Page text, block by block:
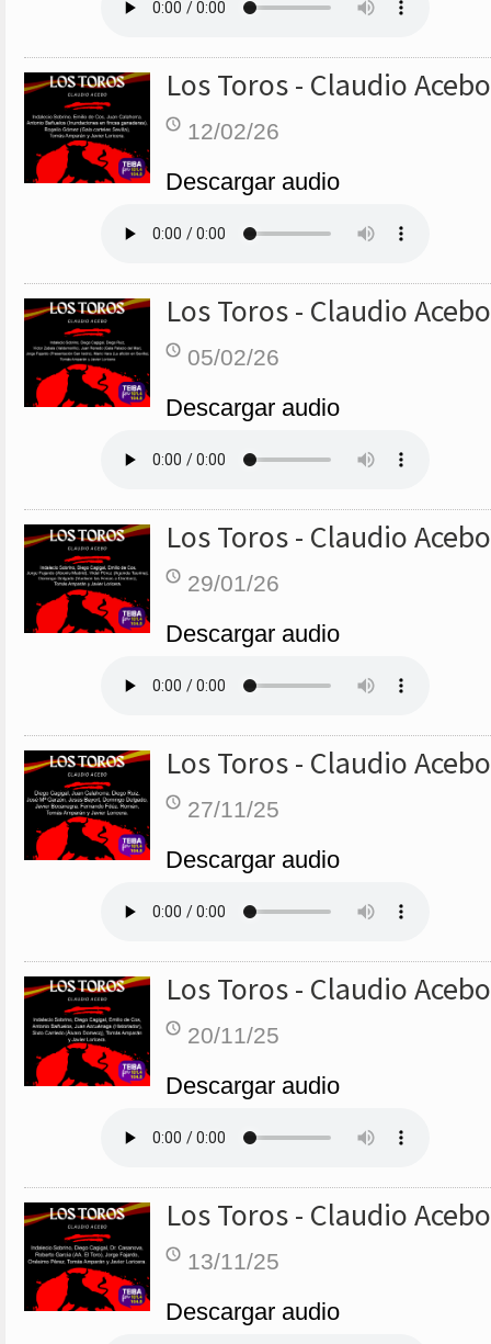
Los Toros - Claudio Acebo
12/02/26
Descargar audio
Los Toros - Claudio Acebo
05/02/26
Descargar audio
Los Toros - Claudio Acebo
29/01/26
Descargar audio
Los Toros - Claudio Acebo
27/11/25
Descargar audio
Los Toros - Claudio Acebo
20/11/25
Descargar audio
Los Toros - Claudio Acebo
13/11/25
Descargar audio